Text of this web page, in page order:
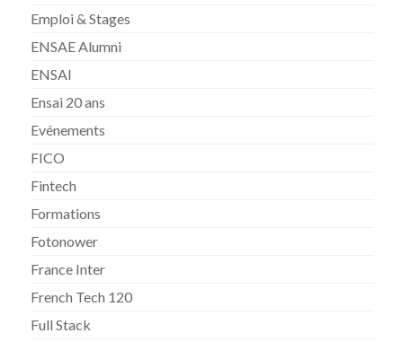
Emploi & Stages
ENSAE Alumni
ENSAI
Ensai 20 ans
Evénements
FICO
Fintech
Formations
Fotonower
France Inter
French Tech 120
Full Stack